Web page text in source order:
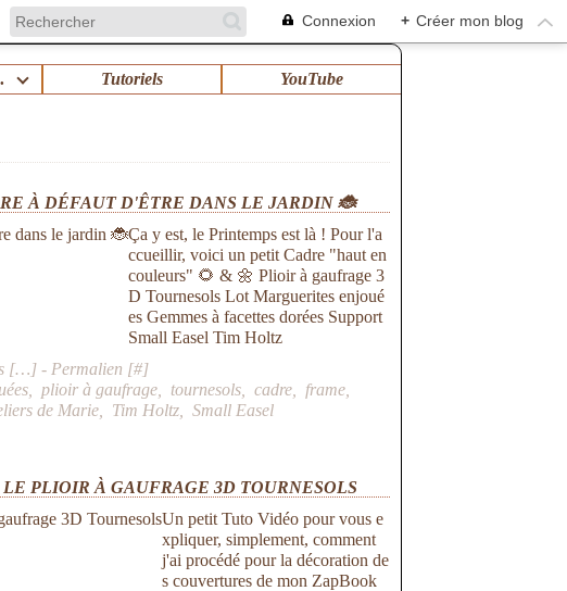
Connexion + Créer mon blog
! Tutoriels YouTube
À DÉFAUT D'ÊTRE DANS LE JARDIN 🐞
Ça y est, le Printemps est là ! Pour l'a
ccueillir, voici un petit Cadre "haut en
couleurs" 🌻 & 🌼 Plioir à gaufrage 3
D Tournesols Lot Marguerites enjoué
es Gemmes à facettes dorées Support
Small Easel Tim Holtz
[…] - Permalien [#]
plioir à gaufrage tournesols ,cadre frame
de Marie Tim Holtz ,Small Easel
PLIOIR À GAUFRAGE 3D TOURNESOLS
Un petit Tuto Vidéo pour vous e
xpliquer, simplement, comment
j'ai procédé pour la décoration de
s couvertures de mon ZapBook